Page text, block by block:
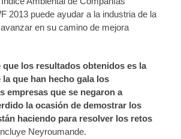
2013 puede ayudar a la industria de la
en su camino de mejora
que los resultados obtenidos es la
que han hecho gala los
empresas que se negaron a
la ocasión de demostrar los
haciendo para resolver los retos
Neyroumande.